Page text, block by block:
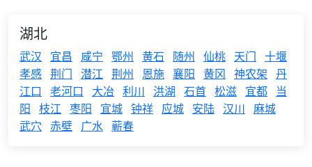
湖北
武汉 宜昌 咸宁 鄂州 黄石 随州 仙桃 天门 十堰
孝感 荆门 潜江 荆州 恩施 襄阳 黄冈 神农架 丹
江口
老河口 大冶 利川 洪湖 石首 松滋 宜都
当
阳 枝江 枣阳 宜城 钟祥 应城 安陆 汉川 麻城
武穴 赤壁 广水 蕲春